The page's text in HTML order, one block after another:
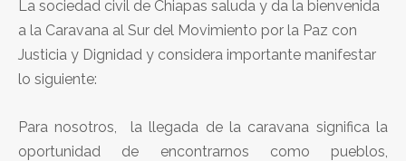
La sociedad civil de Chiapas saluda y da la bienvenida
a la Caravana al Sur del Movimiento por la Paz con
Justicia y Dignidad y considera importante manifestar
lo siguiente:
Para nosotros, la llegada de la caravana significa la
oportunidad de encontrarnos como pueblos,